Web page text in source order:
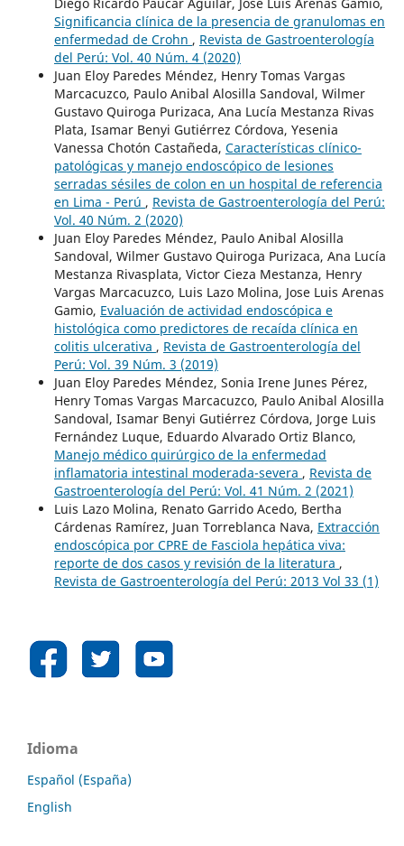
Significancia clínica de la presencia de granulomas en
enfermedad de Crohn , Revista de Gastroenterología
del Perú: Vol. 40 Núm. 4 (2020)
Juan Eloy Paredes Méndez, Henry Tomas Vargas
Marcacuzco, Paulo Anibal Alosilla Sandoval, Wilmer
Gustavo Quiroga Purizaca, Ana Lucía Mestanza Rivas
Plata, Isamar Benyi Gutiérrez Córdova, Yesenia
Vanessa Chotón Castañeda, Características clínico-
patológicas y manejo endoscópico de lesiones
serradas sésiles de colon en un hospital de referencia
en Lima - Perú , Revista de Gastroenterología del Perú:
Vol. 40 Núm. 2 (2020)
Juan Eloy Paredes Méndez, Paulo Anibal Alosilla
Sandoval, Wilmer Gustavo Quiroga Purizaca, Ana Lucía
Mestanza Rivasplata, Victor Cieza Mestanza, Henry
Vargas Marcacuzco, Luis Lazo Molina, Jose Luis Arenas
Gamio, Evaluación de actividad endoscópica e
histológica como predictores de recaída clínica en
colitis ulcerativa , Revista de Gastroenterología del
Perú: Vol. 39 Núm. 3 (2019)
Juan Eloy Paredes Méndez, Sonia Irene Junes Pérez,
Henry Tomas Vargas Marcacuzco, Paulo Anibal Alosilla
Sandoval, Isamar Benyi Gutiérrez Córdova, Jorge Luis
Fernández Luque, Eduardo Alvarado Ortiz Blanco,
Manejo médico quirúrgico de la enfermedad
inflamatoria intestinal moderada-severa , Revista de
Gastroenterología del Perú: Vol. 41 Núm. 2 (2021)
Luis Lazo Molina, Renato Garrido Acedo, Bertha
Cárdenas Ramírez, Juan Torreblanca Nava, Extracción
endoscópica por CPRE de Fasciola hepática viva:
reporte de dos casos y revisión de la literatura ,
Revista de Gastroenterología del Perú: 2013 Vol 33 (1)
Idioma
Español (España)
English